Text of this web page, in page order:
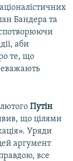
Бандера та
аби
те, що
Путін
що цілями
Уряди
аргумент
все